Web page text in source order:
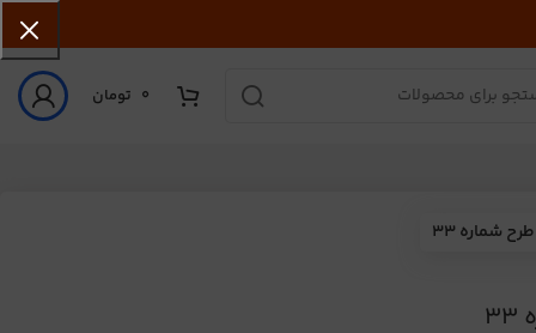
0 تومان
شماره 33